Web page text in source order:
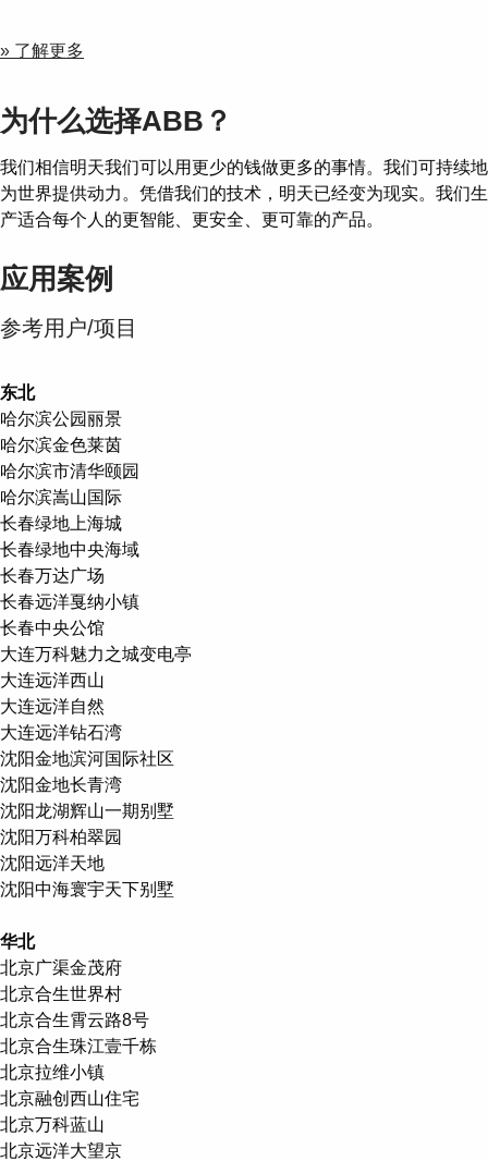
» 了解更多
为什么选择ABB？
我们相信明天我们可以用更少的钱做更多的事情。我们可持续地
为世界提供动力。凭借我们的技术，明天已经变为现实。我们生
产适合每个人的更智能、更安全、更可靠的产品。
应用案例
参考用户/项目
东北
哈尔滨公园丽景
哈尔滨金色莱茵
哈尔滨市清华颐园
哈尔滨嵩山国际
长春绿地上海城
长春绿地中央海域
长春万达广场
长春远洋戛纳小镇
长春中央公馆
大连万科魅力之城变电亭
大连远洋西山
大连远洋自然
大连远洋钻石湾
沈阳金地滨河国际社区
沈阳金地长青湾
沈阳龙湖辉山一期别墅
沈阳万科柏翠园
沈阳远洋天地
沈阳中海寰宇天下别墅
华北
北京广渠金茂府
北京合生世界村
北京合生霄云路8号
北京合生珠江壹千栋
北京拉维小镇
北京融创西山住宅
北京万科蓝山
北京远洋大望京